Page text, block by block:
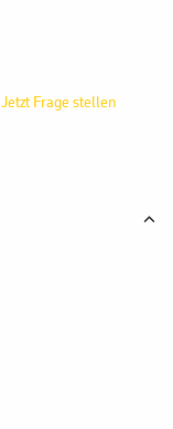
Jetzt Frage stellen